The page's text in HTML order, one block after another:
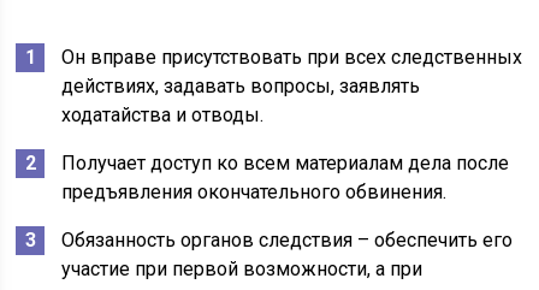
Он вправе присутствовать при всех следственных
действиях, задавать вопросы, заявлять
ходатайства и отводы.
Получает доступ ко всем материалам дела после
предъявления окончательного обвинения.
Обязанность органов следствия – обеспечить его
участие при первой возможности, а при